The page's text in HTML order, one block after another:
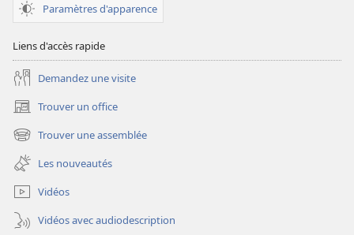
Paramètres d'apparence
Liens d'accès rapide
Demandez une visite
Trouver un office
(ouvre
une
nouvelle
fenêtre)
Trouver une assemblée
(ouvre
une
nouvelle
fenêtre)
Les nouveautés
Vidéos
Vidéos avec audiodescription